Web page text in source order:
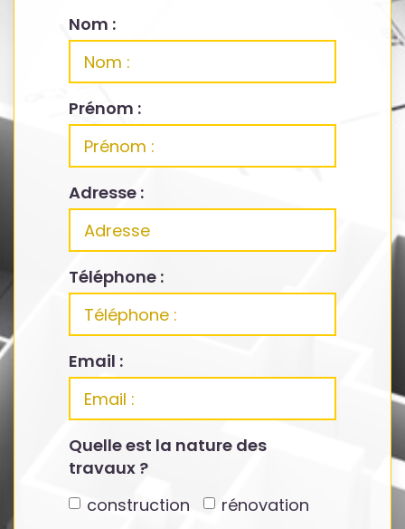
Nom :
Prénom :
Adresse :
Téléphone :
Email :
Quelle est la nature des
travaux ?
construction
rénovation